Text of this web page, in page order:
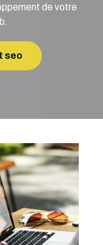
de votre
seo